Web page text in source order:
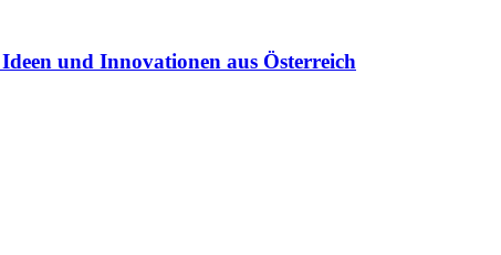
und Innovationen aus Österreich